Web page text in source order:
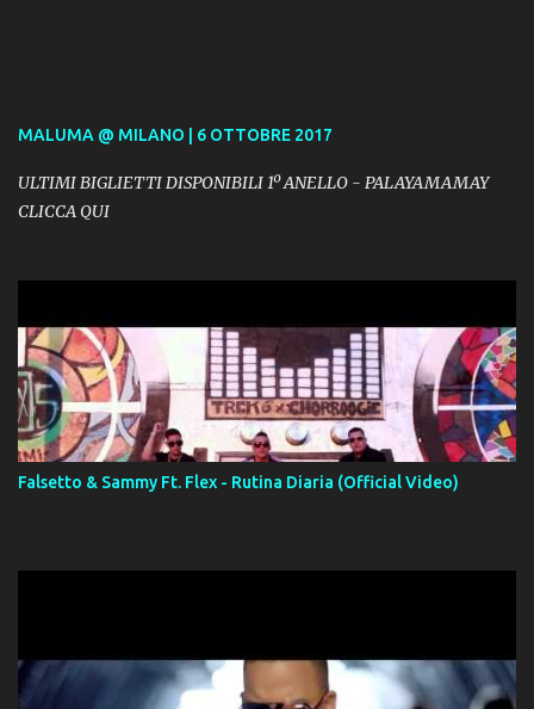
MALUMA @ MILANO | 6 OTTOBRE 2017
ULTIMI BIGLIETTI DISPONIBILI 1º ANELLO - PALAYAMAMAY
CLICCA QUI
Falsetto & Sammy Ft. Flex - Rutina Diaria (Official Video)